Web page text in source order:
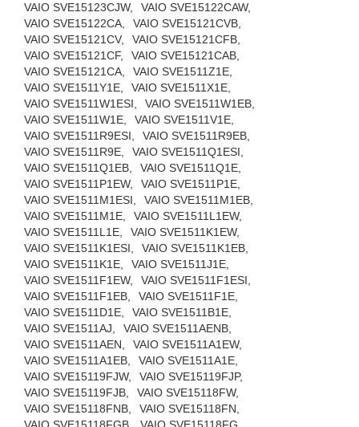
VAIO SVE15123CJW,
VAIO SVE15122CAW,
VAIO SVE15122CA,
VAIO SVE15121CVB,
VAIO SVE15121CV,
VAIO SVE15121CFB,
VAIO SVE15121CF,
VAIO SVE15121CAB,
VAIO SVE15121CA,
VAIO SVE1511Z1E,
VAIO SVE1511Y1E,
VAIO SVE1511X1E,
VAIO SVE1511W1ESI,
VAIO SVE1511W1EB,
VAIO SVE1511W1E,
VAIO SVE1511V1E,
VAIO SVE1511R9ESI,
VAIO SVE1511R9EB,
VAIO SVE1511R9E,
VAIO SVE1511Q1ESI,
VAIO SVE1511Q1EB,
VAIO SVE1511Q1E,
VAIO SVE1511P1EW,
VAIO SVE1511P1E,
VAIO SVE1511M1ESI,
VAIO SVE1511M1EB,
VAIO SVE1511M1E,
VAIO SVE1511L1EW,
VAIO SVE1511L1E,
VAIO SVE1511K1EW,
VAIO SVE1511K1ESI,
VAIO SVE1511K1EB,
VAIO SVE1511K1E,
VAIO SVE1511J1E,
VAIO SVE1511F1EW,
VAIO SVE1511F1ESI,
VAIO SVE1511F1EB,
VAIO SVE1511F1E,
VAIO SVE1511D1E,
VAIO SVE1511B1E,
VAIO SVE1511AJ,
VAIO SVE1511AENB,
VAIO SVE1511AEN,
VAIO SVE1511A1EW,
VAIO SVE1511A1EB,
VAIO SVE1511A1E,
VAIO SVE15119FJW,
VAIO SVE15119FJP,
VAIO SVE15119FJB,
VAIO SVE15118FW,
VAIO SVE15118FNB,
VAIO SVE15118FN,